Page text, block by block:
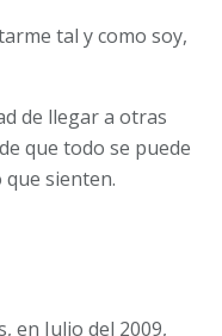
tal y como soy,
de llegar a otras
que todo se puede
sienten.
en Julio del 2009,